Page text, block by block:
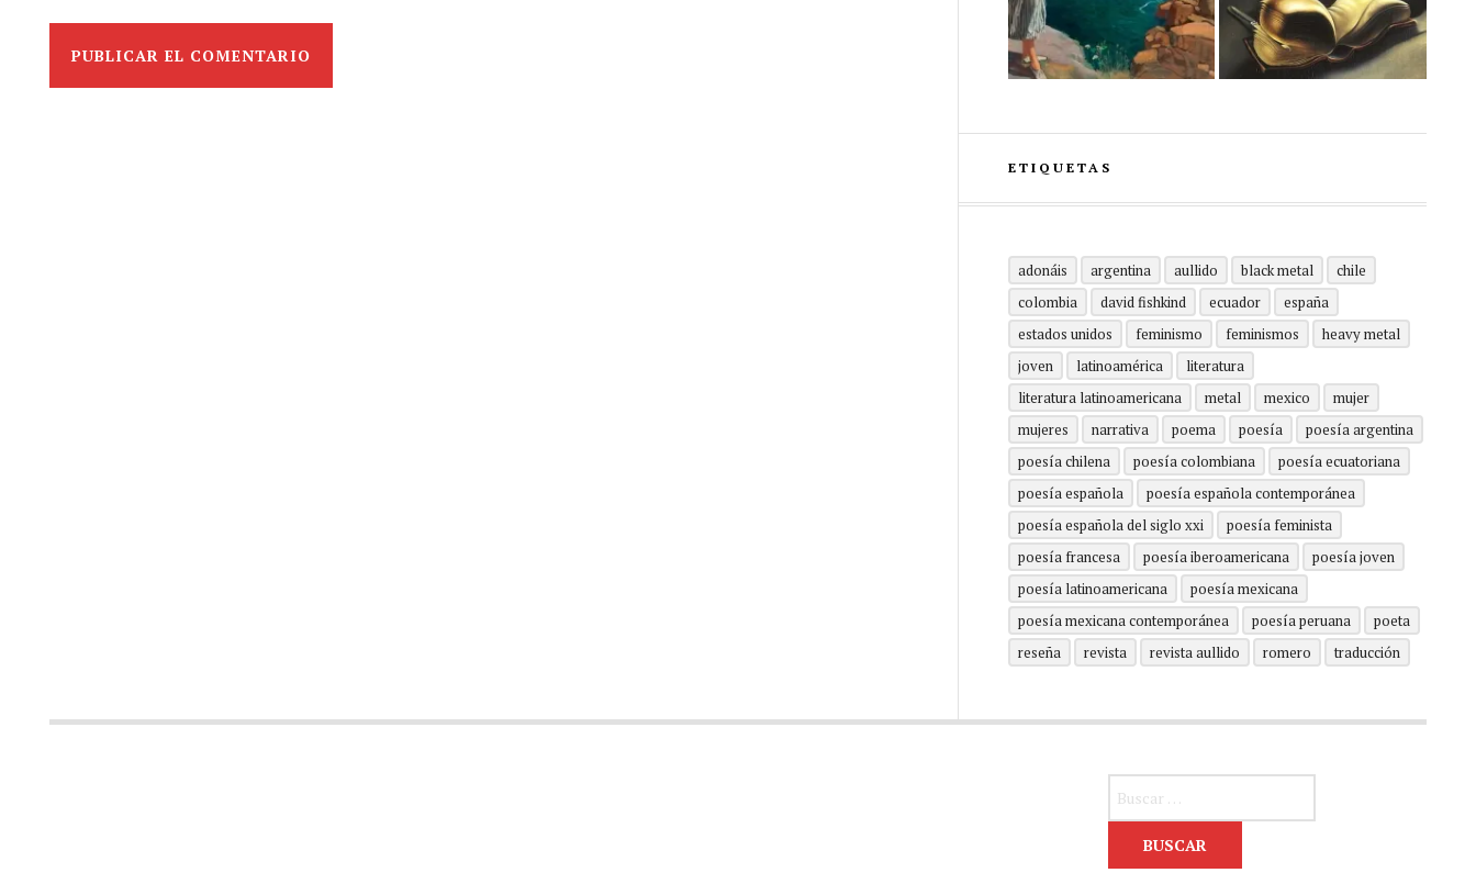
ETIQUETAS
adonáis argentina aullido black metal
chile
colombia
david fishkind ecuador
españa
estados unidos
feminismo feminismos
heavy metal
joven
latinoamérica
literatura
literatura latinoamericana
metal mexico
mujer
mujeres
narrativa poema poesía
poesía argentina
poesía chilena
poesía colombiana
poesía ecuatoriana
poesía española
poesía española contemporánea
poesía española del siglo xxi
poesía feminista
poesía francesa
poesía iberoamericana
poesía joven
poesía latinoamericana
poesía mexicana
poesía mexicana contemporánea
poesía peruana
poeta
reseña
revista revista aullido romero traducción